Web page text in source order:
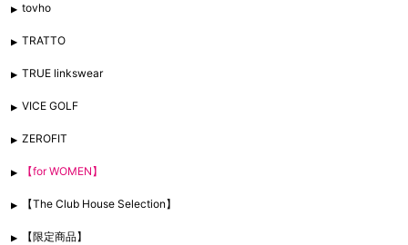
tovho
TRATTO
TRUE linkswear
VICE GOLF
ZEROFIT
【for WOMEN】
【The Club House Selection】
【限定商品】